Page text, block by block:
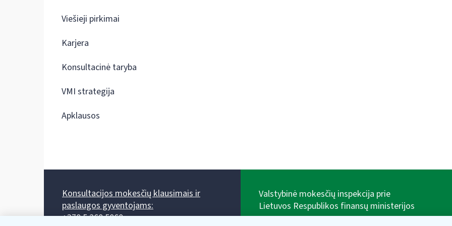
Viešieji pirkimai
Karjera
Konsultacinė taryba
VMI strategija
Apklausos
Konsultacijos mokesčių klausimais ir
paslaugos gyventojams:
+370 5 260 5060
Valstybinė mokesčių inspekcija prie
Lietuvos Respublikos finansų ministerijos